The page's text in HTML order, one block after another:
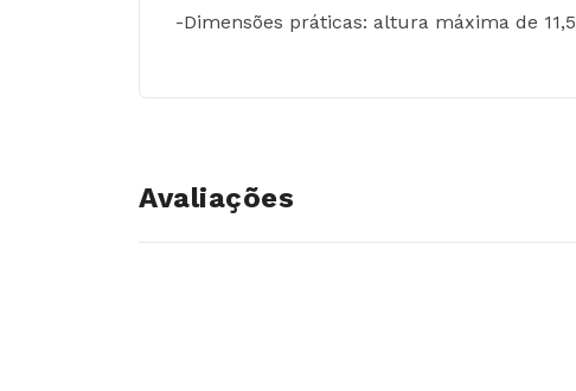
-Dimensões práticas: altura máxima de
Avaliações